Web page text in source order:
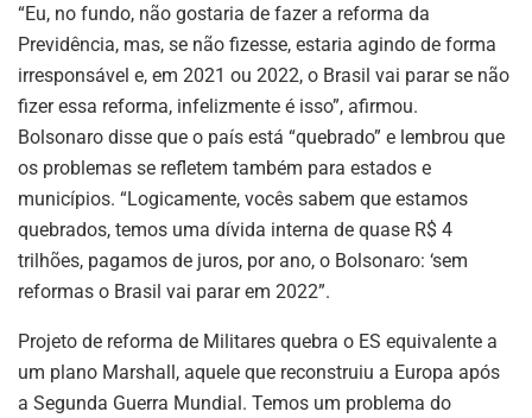
“Eu, no fundo, não gostaria de fazer a reforma da
Previdência, mas, se não fizesse, estaria agindo de forma
irresponsável e, em 2021 ou 2022, o Brasil vai parar se não
fizer essa reforma, infelizmente é isso”, afirmou.
Bolsonaro disse que o país está “quebrado” e lembrou que
os problemas se refletem também para estados e
municípios. “Logicamente, vocês sabem que estamos
quebrados, temos uma dívida interna de quase R$ 4
trilhões, pagamos de juros, por ano, o Bolsonaro: ‘sem
reformas o Brasil vai parar em 2022”.
Projeto de reforma de Militares quebra o ES equivalente a
um plano Marshall, aquele que reconstruiu a Europa após
a Segunda Guerra Mundial. Temos um problema do